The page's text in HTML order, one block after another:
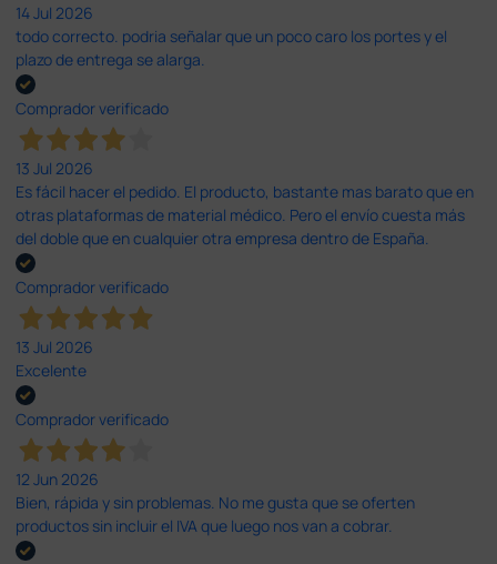
14 Jul 2026
todo correcto. podria señalar que un poco caro los portes y el
plazo de entrega se alarga.
Comprador verificado
13 Jul 2026
Es fácil hacer el pedido. El producto, bastante mas barato que en
otras plataformas de material médico. Pero el envío cuesta más
del doble que en cualquier otra empresa dentro de España.
Comprador verificado
13 Jul 2026
Excelente
Comprador verificado
12 Jun 2026
Bien, rápida y sin problemas. No me gusta que se oferten
productos sin incluir el IVA que luego nos van a cobrar.